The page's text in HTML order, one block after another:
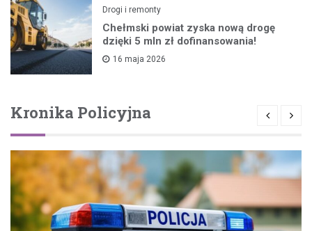
Drogi i remonty
Chełmski powiat zyska nową drogę
dzięki 5 mln zł dofinansowania!
16 maja 2026
Kronika Policyjna